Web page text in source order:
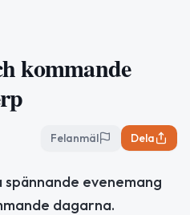
kommande
Felanmäl Dela
evenemang
dagarna.